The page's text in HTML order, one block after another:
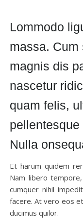
Lommodo
massa.
magnis dis
nascetur
quam felis,
Nulla
Et harum quidem
Nam libero
cumquer nihil
facere. At vero eos
ducimus quilor.